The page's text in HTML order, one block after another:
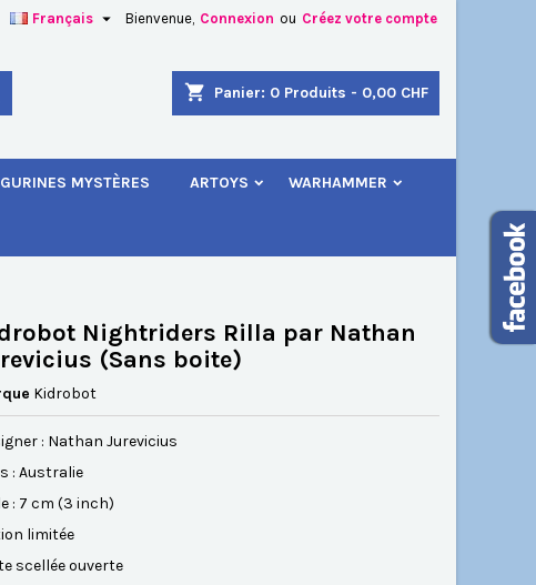
Bienvenue, Connexion ou Créez votre compte
Français 
shopping_cart Panier: 0 Produits - 0,00 CHF
MYSTÈRES ARTOYS WARHAMMER
Nightriders Rilla par Nathan
(Sans boite)
Kidrobot
: Nathan Jurevicius
: Australie
: 7 cm (3 inch)
limitée
scellée ouverte